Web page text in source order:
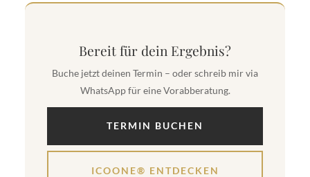
Bereit für dein Ergebnis?
Buche jetzt deinen Termin – oder schreib mir via
WhatsApp für eine Vorabberatung.
TERMIN BUCHEN
ICOONE® ENTDECKEN